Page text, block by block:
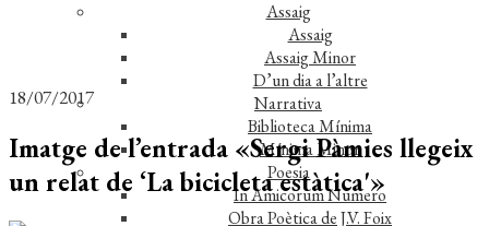
Assaig
Assaig
Assaig Minor
D’un dia a l’altre
Narrativa
Biblioteca Mínima
Mínima Minor
Poesia
In Amicorum Numero
Obra Poètica de J.V. Foix
18/07/2017
Imatge de l’entrada «Sergi Pàmies llegeix
un relat de ‘La bicicleta estàtica'»